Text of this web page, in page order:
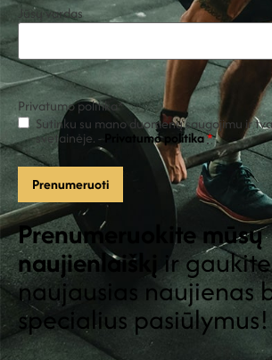
Jūsų vardas
Privatumo politika*
Sutinku su mano duomenų saugojimu ir
svetainėje. - Privatumo politika*
Prenumeruokite mūsų
naujienlaiškįir gaukite
naujausias naujienas
specialius pasiūlymus!